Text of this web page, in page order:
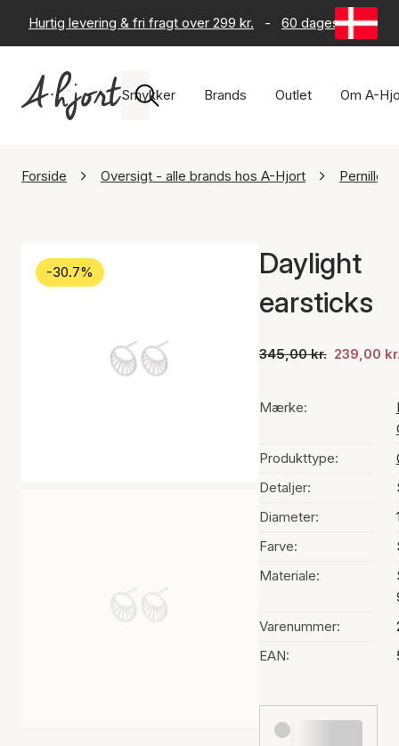
Hurtig levering & fri fragt over 299 kr. - 60 dages returret
Smykker Brands Outlet Om A-
Forside Oversigt - alle brands hos A-Hjort Pernille
-30.7%
Daylight
earsticks
345,00 kr. 239,00
Mærke:
Produkttype:
Detaljer:
Diameter:
Farve:
Materiale:
Varenummer:
EAN: